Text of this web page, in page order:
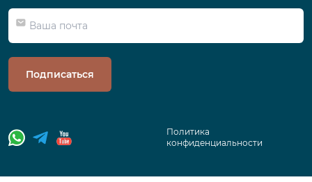
Подписаться
Политика
конфиденциальности